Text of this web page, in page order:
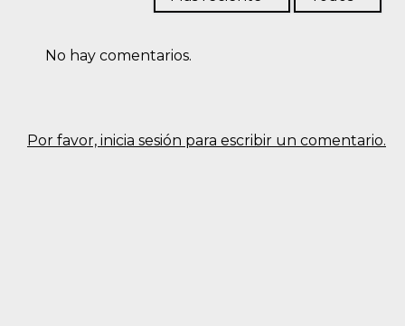
Por favor, inicia sesión para escribir un comentario.
No hay comentarios.